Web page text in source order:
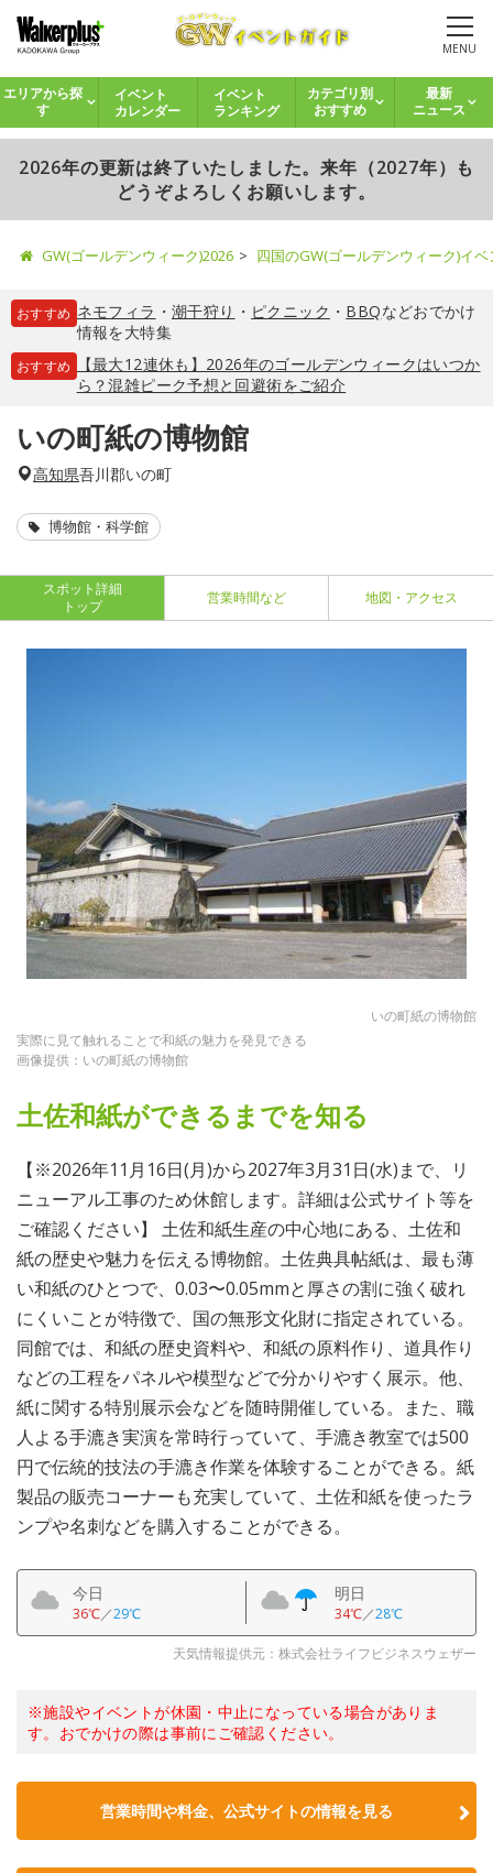
MENU
エリアから探
す
イベント
カレンダー
イベント
ランキング
カテゴリ別
おすすめ
最新
ニュース
2026年の更新は終了いたしました。来年（2027年）も
どうぞよろしくお願いします。
GW(ゴールデンウィーク)2026 四国のGW(ゴールデンウィーク)イ
おすすめ ネモフィラ ・ 潮干狩り ・ ピクニック ・ BBQなどおでかけ
情報を大特集
おすすめ
【最大12連休も】2026年のゴールデンウィークはいつか
ら？混雑ピーク予想と回避術をご紹介
いの町紙の博物館
高知県吾川郡いの町
博物館・科学館
スポット詳細
トップ
営業時間など 地図・アクセス
いの町紙の博物館
実際に見て触れることで和紙の魅力を発見できる
画像提供：いの町紙の博物館
土佐和紙ができるまでを知る
【※2026年11月16日(月)から2027年3月31日(水)まで、リ
ニューアル工事のため休館します。詳細は公式サイト等を
ご確認ください】 土佐和紙生産の中心地にある、土佐和
紙の歴史や魅力を伝える博物館。土佐典具帖紙は、最も薄
い和紙のひとつで、0.03〜0.05mmと厚さの割に強く破れ
にくいことが特徴で、国の無形文化財に指定されている。
同館では、和紙の歴史資料や、和紙の原料作り、道具作り
などの工程をパネルや模型などで分かりやすく展示。他、
紙に関する特別展示会などを随時開催している。また、職
人よる手漉き実演を常時行っていて、手漉き教室では500
円で伝統的技法の手漉き作業を体験することができる。紙
製品の販売コーナーも充実していて、土佐和紙を使ったラ
ンプや名刺などを購入することができる。
今日
36℃／29℃
明日
34℃／28℃
天気情報提供元：株式会社ライフビジネスウェザー
※施設やイベントが休園・中止になっている場合がありま
す。おでかけの際は事前にご確認ください。
営業時間や料金、公式サイトの情報を見る